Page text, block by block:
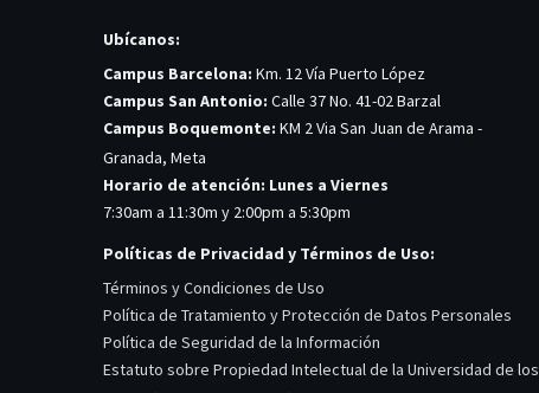
Ubícanos:
Campus Barcelona: Km. 12 Vía Puerto López
Campus San Antonio: Calle 37 No. 41-02 Barzal
Campus Boquemonte: KM 2 Via San Juan de Arama -
Granada, Meta
Horario de atención: Lunes a Viernes
7:30am a 11:30m y 2:00pm a 5:30pm
Políticas de Privacidad y Términos de Uso:
Términos y Condiciones de Uso
Política de Tratamiento y Protección de Datos Personales
Política de Seguridad de la Información
Estatuto sobre Propiedad Intelectual de la Universidad de los